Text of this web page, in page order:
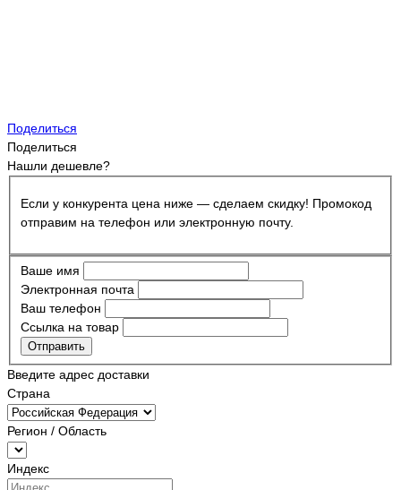
Поделиться
Поделиться
Нашли дешевле?
Если у конкурента цена ниже — сделаем скидку! Промокод
отправим на телефон или электронную почту.
Ваше имя
Электронная почта
Ваш телефон
Ссылка на товар
Отправить
Введите адрес доставки
Страна
Регион / Область
Индекс